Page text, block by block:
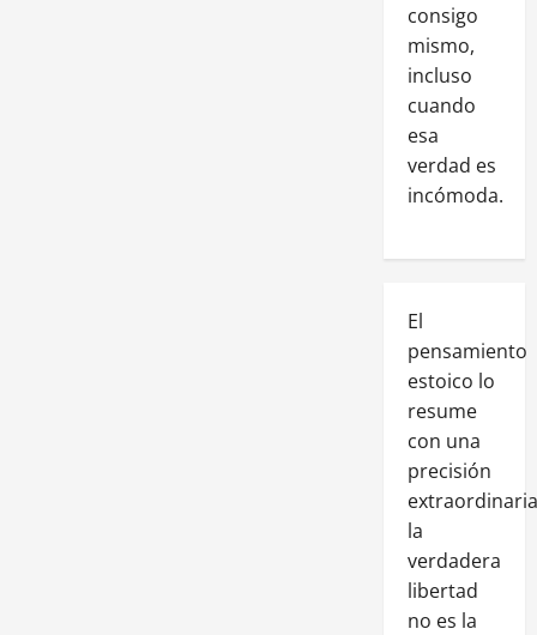
consigo
mismo,
incluso
cuando
esa
verdad es
incómoda.
El
pensamiento
estoico lo
resume
con una
precisión
la
verdadera
libertad
no es la